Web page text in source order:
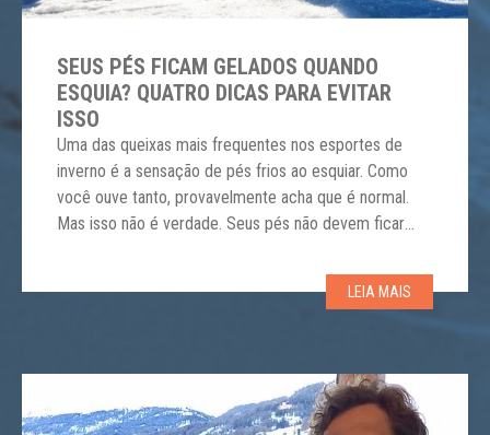
SEUS PÉS FICAM GELADOS QUANDO
ESQUIA? QUATRO DICAS PARA EVITAR
ISSO
Uma das queixas mais frequentes nos esportes de
inverno é a sensação de pés frios ao esquiar. Como
você ouve tanto, provavelmente acha que é normal.
Mas isso não é verdade. Seus pés não devem ficar
lo a evitar isso. 1- Escolha a bota correta – Muita
LEIA MAIS